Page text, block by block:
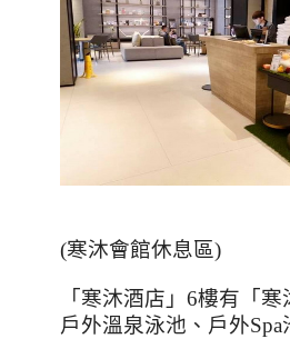
(寒沐會館休息區)
「寒沐酒店」 6樓有「寒
戶外溫泉泳池、戶外Spa